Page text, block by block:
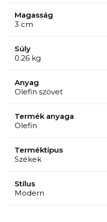
Magasság
3 cm
Súly
0.26 kg
Anyag
Olefin szövet
Termék anyaga
Olefin
Terméktípus
Székek
Stílus
Modern